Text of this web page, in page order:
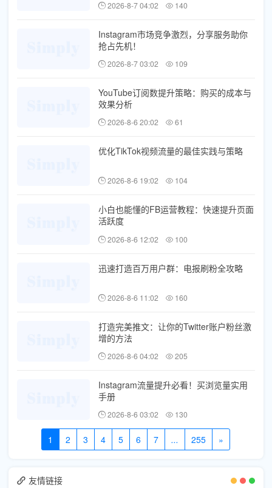
2026-8-7 04:02 140
Instagram市场竞争激烈，分享服务助你
抢占先机！
2026-8-7 03:02 109
YouTube订阅数提升策略：购买的成本与
效果分析
2026-8-6 20:02 61
优化TikTok视频流量的最佳实践与策略
2026-8-6 19:02 104
小白也能懂的FB运营教程：快速提升页面
活跃度
2026-8-6 12:02 100
迅速打造百万用户群：电报刷粉全攻略
2026-8-6 11:02 160
打造完美推文：让你的Twitter账户粉丝激
增的方法
2026-8-6 04:02 205
Instagram流量提升必看！买浏览量实用
手册
2026-8-6 03:02 130
1 2 3 4 5 6 7 ... 255 »
友情链接